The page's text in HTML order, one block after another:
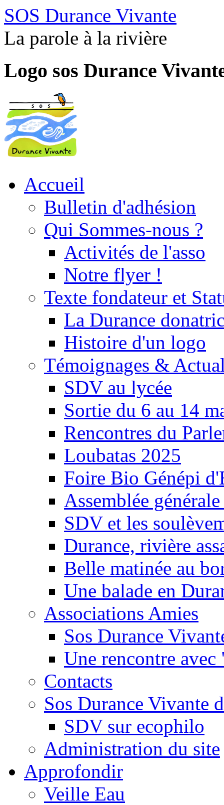
SOS Durance Vivante
La parole à la rivière
Logo sos Durance
Accueil
Bulletin d'adhésion
Qui Sommes-nous ?
Activités de l'asso
Notre flyer !
Texte fondateur et
La Durance
Histoire d'un logo
Témoignages &
SDV au lycée
Sortie du 6 au 14
Rencontres du
Loubatas 2025
Foire Bio Génépi
Assemblée
SDV et les
Durance, rivière
Belle matinée au
Une balade en
Associations Amies
Sos Durance
Une rencontre
Contacts
Sos Durance Vivante
SDV sur ecophilo
Administration du site
Approfondir
Veille Eau